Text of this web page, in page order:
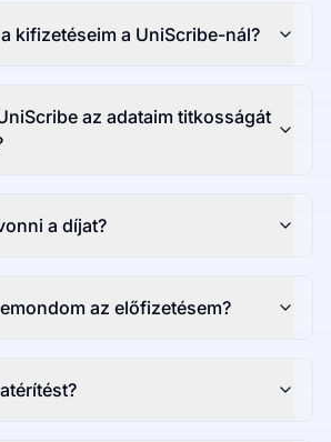
kifizetéseim a UniScribe-nál?
az adataim titkosságát
a díjat?
az előfizetésem?